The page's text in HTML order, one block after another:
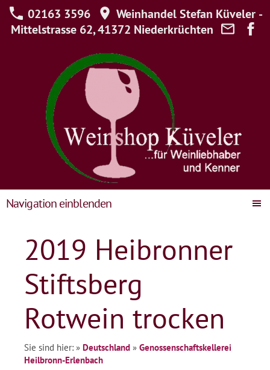
02163 3596
Weinhandel Stefan Küveler -
Mittelstrasse 62, 41372 Niederkrüchten
Navigation einblenden
2019 Heibronner
Stiftsberg
Rotwein trocken
Sie sind hier: » Deutschland » Genossenschaftskellerei
Heilbronn-Erlenbach